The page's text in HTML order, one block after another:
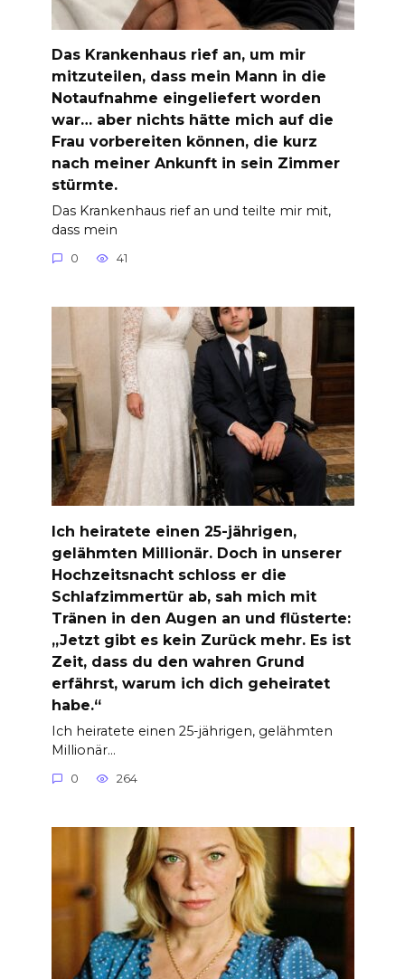
Das Krankenhaus rief an, um mir
mitzuteilen, dass mein Mann in die
Notaufnahme eingeliefert worden
war… aber nichts hätte mich auf die
Frau vorbereiten können, die kurz
nach meiner Ankunft in sein Zimmer
stürmte.
Das Krankenhaus rief an und teilte mir mit,
dass mein
0 41
Ich heiratete einen 25-jährigen,
gelähmten Millionär. Doch in unserer
Hochzeitsnacht schloss er die
Schlafzimmertür ab, sah mich mit
Tränen in den Augen an und flüsterte:
„Jetzt gibt es kein Zurück mehr. Es ist
Zeit, dass du den wahren Grund
erfährst, warum ich dich geheiratet
habe.“
Ich heiratete einen 25-jährigen, gelähmten
Millionär…
0 264